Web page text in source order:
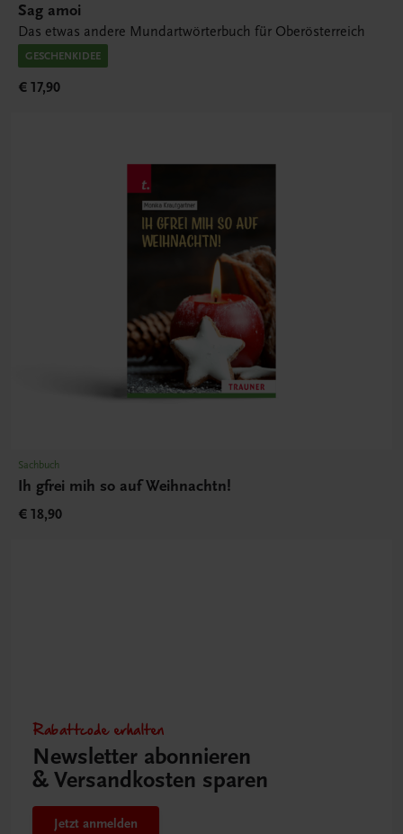
Sag amoi
Das etwas andere Mundartwörterbuch für Oberösterreich
GESCHENKIDEE
€ 17,90
Sachbuch
Ih gfrei mih so auf Weihnachtn!
€ 18,90
Rabattcode erhalten
Newsletter abonnieren
& Versandkosten sparen
Jetzt anmelden